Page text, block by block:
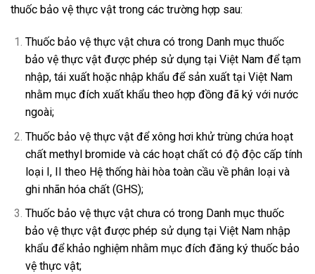
thuốc bảo vệ thực vật trong các trường hợp sau:
Thuốc bảo vệ thực vật chưa có trong Danh mục thuốc
bảo vệ thực vật được phép sử dụng tại Việt Nam để tạm
nhập, tái xuất hoặc nhập khẩu để sản xuất tại Việt Nam
nhằm mục đích xuất khẩu theo hợp đồng đã ký với nước
ngoài;
Thuốc bảo vệ thực vật để xông hơi khử trùng chứa hoạt
chất methyl bromide và các hoạt chất có độ độc cấp tính
loại I, II theo Hệ thống hài hòa toàn cầu về phân loại và
ghi nhãn hóa chất (GHS);
Thuốc bảo vệ thực vật chưa có trong Danh mục thuốc
bảo vệ thực vật được phép sử dụng tại Việt Nam nhập
khẩu để khảo nghiệm nhằm mục đích đăng ký thuốc bảo
vệ thực vật;